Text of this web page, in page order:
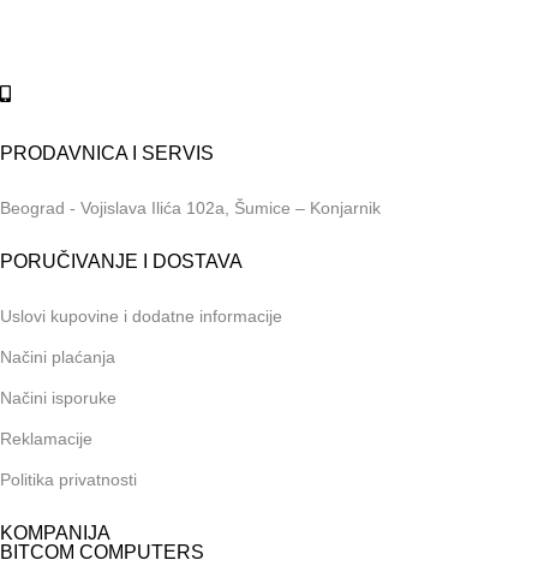
+381 (69) 767-202
PRODAVNICA I SERVIS
Beograd - Vojislava Ilića 102a, Šumice – Konjarnik
PORUČIVANJE I DOSTAVA
Uslovi kupovine i dodatne informacije
Načini plaćanja
Načini isporuke
Reklamacije
Politika privatnosti
KOMPANIJA
BITCOM COMPUTERS